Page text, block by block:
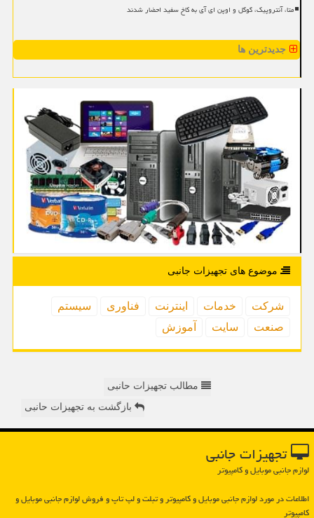
متا، آنتروپیک، گوگل و اوپن ای آی به کاخ سفید احضار شدند
جدیدترین ها
موضوع های تجهیزات جانبی
شركت خدمات اینترنت فناوری
سیستم
صنعت
سایت آموزش
مطالب تجهیزات حانبی
بازگشت به تجهیزات حانبی
تجهیزات جانبی
لوازم جانبی موبایل و کامپیوتر
اطلاعات در مورد لوازم جانبی موبایل و كامپیوتر و تبلت و لپ تاپ و فروش لوازم جانبی موبایل و
كامپیوتر